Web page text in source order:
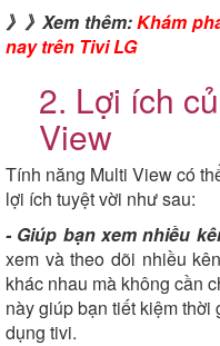
》》Xem thêm:Khám
nay trên Tivi LG
2. Lợi ích
View
Tính năng Multi View có
lợi ích tuyệt vời như sau:
- Giúp bạn xem nhiều
xem và theo dõi nhiều
khác nhau mà không cần
này giúp bạn tiết kiệm
dụng tivi.